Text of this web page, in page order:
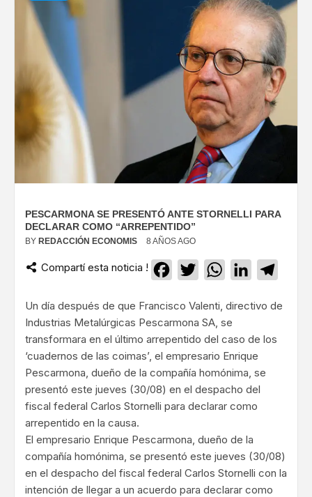
PESCARMONA SE PRESENTÓ ANTE STORNELLI PARA
DECLARAR COMO “ARREPENTIDO”
BY REDACCIÓN ECONOMIS 8 AÑOS AGO
Compartí esta noticia ! Facebook
TwitterWhatsApp
LinkedIn
Un día después de que Francisco Valenti, directivo de
Industrias Metalúrgicas Pescarmona SA, se
transformara en el último arrepentido del caso de los
‘cuadernos de las coimas’, el empresario Enrique
Pescarmona, dueño de la compañía homónima, se
presentó este jueves (30/08) en el despacho del
fiscal federal Carlos Stornelli para declarar como
arrepentido en la causa.
El empresario Enrique Pescarmona, dueño de la
compañía homónima, se presentó este jueves (30/08)
en el despacho del fiscal federal Carlos Stornelli con la
intención de llegar a un acuerdo para declarar como